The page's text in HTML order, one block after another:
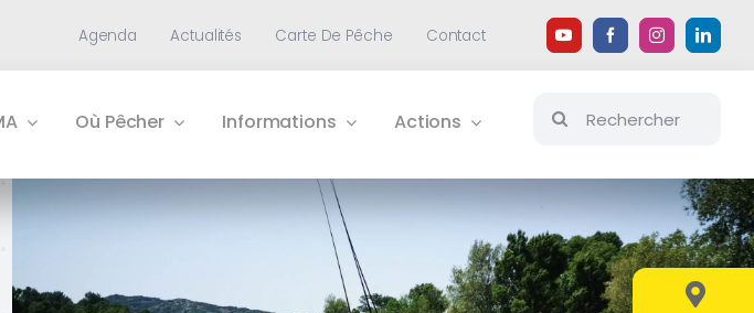
Agenda Actualités Carte De Pêche Contact
Où Pêcher Informations Actions